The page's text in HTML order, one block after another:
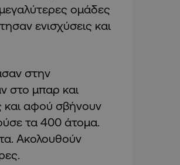
ομάδες
ενισχύσεις και
στην
στο μπαρ και
και αφού σβήνουν
τα 400 άτομα.
Ακολουθούν